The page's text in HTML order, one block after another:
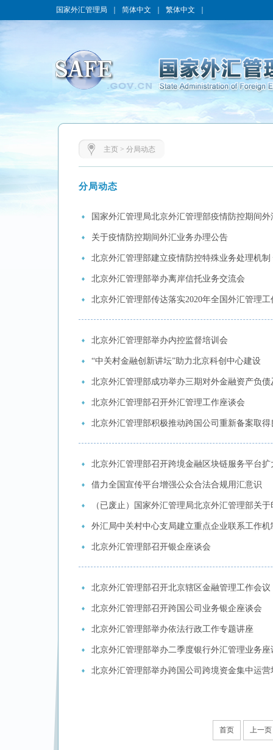
国家外汇管理局 简体中文 繁体中文
主页> 分局动态
分局动态
国家外汇管理局北京外汇管理部疫情防控期间
关于疫情防控期间外汇业务办理公告
北京外汇管理部建立疫情防控特殊业务处理机
北京外汇管理部举办离岸信托业务交流会
北京外汇管理部传达落实2020年全国外汇管理
北京外汇管理部举办内控监督培训会
“中关村金融创新讲坛”助力北京科创中心建设
北京外汇管理部成功举办三期对外金融资产负
北京外汇管理部召开外汇管理工作座谈会
北京外汇管理部积极推动跨国公司重新备案取得
北京外汇管理部召开跨境金融区块链服务平台
借力全国宣传平台增强公众合法合规用汇意识
（已废止）国家外汇管理局北京外汇管理部关
外汇局中关村中心支局建立重点企业联系工作
北京外汇管理部召开银企座谈会
北京外汇管理部召开北京辖区金融管理工作会议
北京外汇管理部召开跨国公司业务银企座谈会
北京外汇管理部举办依法行政工作专题讲座
北京外汇管理部举办二季度银行外汇管理业务座
北京外汇管理部举办跨国公司跨境资金集中运营
首页 上一页